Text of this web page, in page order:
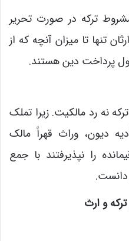
ترکه در صورت تحریر
تنها تا میزان آنچه که از
پرداخت دین هستند.
نه رد مالکیت. زیرا تملک
دیون، وراث قهراً مالک
را نپذیرفتند با جمع
و ارث